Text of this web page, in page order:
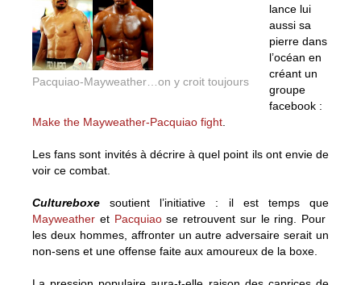
Pacquiao-Mayweather…on y croit toujours
lance lui
aussi sa
pierre dans
l’océan en
créant un
groupe
facebook :
Make the Mayweather-Pacquiao fight
Les fans sont invités à décrire à quel point ils ont envie de
voir ce combat.
Cultureboxesoutient l’initiative : il est temps que
Mayweather et Pacquiaose retrouvent sur le ring. Pour
les deux hommes, affronter un autre adversaire serait un
non-sens et une offense faite aux amoureux de la boxe.